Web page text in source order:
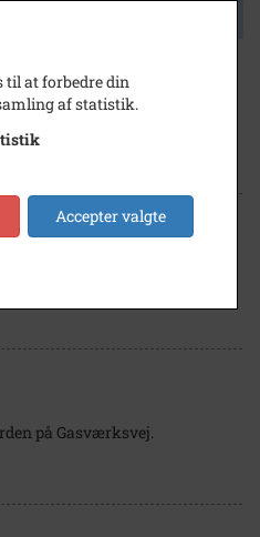
på Gasværksvej.
på Gasværksvej.
til at forbedre din
af statistik.
Accepter valgte